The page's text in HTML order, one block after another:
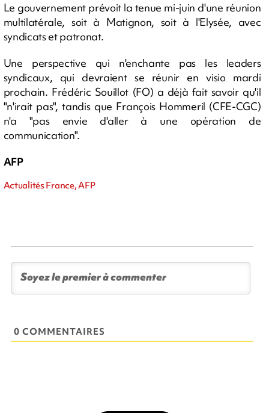
Le gouvernement prévoit la tenue mi-juin d'une réunion
multilatérale, soit à Matignon, soit à l'Elysée, avec
syndicats et patronat.
Une perspective qui n'enchante pas les leaders
syndicaux, qui devraient se réunir en visio mardi
prochain. Frédéric Souillot (FO) a déjà fait savoir qu'il
"n'irait pas", tandis que François Hommeril (CFE-CGC)
n'a "pas envie d'aller à une opération de
communication".
AFP
Actualités France, AFP
0 COMMENTAIRES